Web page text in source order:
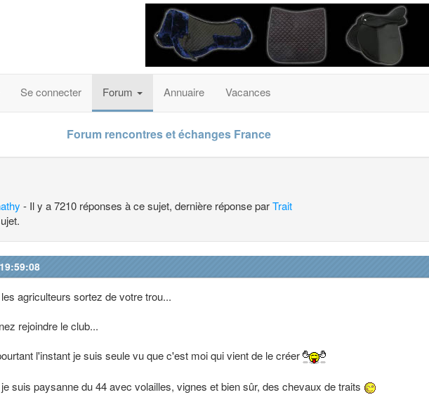
Se connecter Forum Annuaire Vacances
Forum rencontres et échanges France
- Il y a 7210 réponses à ce sujet, dernière réponse parTrait
agriculteurs sortez de votre trou...
rejoindre le club...
l'instant je suis seule vu que c'est moi qui vient de le créer
suis paysanne du 44 avec volailles, vignes et bien sûr, des chevaux de traits